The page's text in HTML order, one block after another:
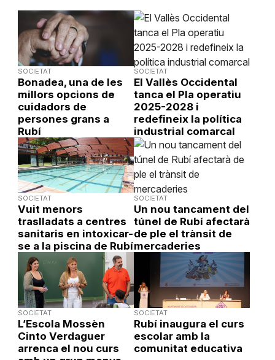
SOCIETAT
Bonadea, una de les
millors opcions de
cuidadors de
persones grans a
Rubí
SOCIETAT
El Vallès Occidental
tanca el Pla operatiu
2025-2028 i
redefineix la política
industrial comarcal
SOCIETAT
Vuit menors
traslladats a centres
sanitaris en intoxicar-
se a la piscina de Rubí
SOCIETAT
Un nou tancament del
túnel de Rubí afectarà
de ple el trànsit de
mercaderies
SOCIETAT
L’Escola Mossèn
Cinto Verdaguer
arrenca el nou curs
SOCIETAT
Rubí inaugura el curs
escolar amb la
comunitat educativa